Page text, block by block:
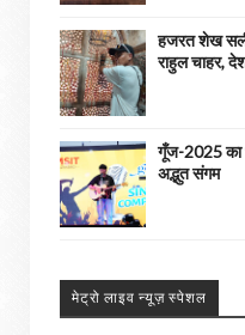
हजरत शेख
राहुल चाहर,
गूँज-2025 का
अद्भुत संगम
मेट्रो लाइव न्यूज़ स्पेशल